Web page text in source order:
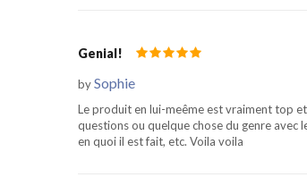
Genial!
bySophie
Le produit en lui-meême est vraiment top
questions ou quelque chose du genre
en quoi il est fait, etc. Voila voila